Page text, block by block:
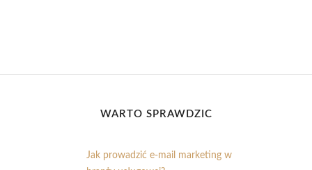
WARTO SPRAWDZIĆ
Jak prowadzić e-mail marketing w